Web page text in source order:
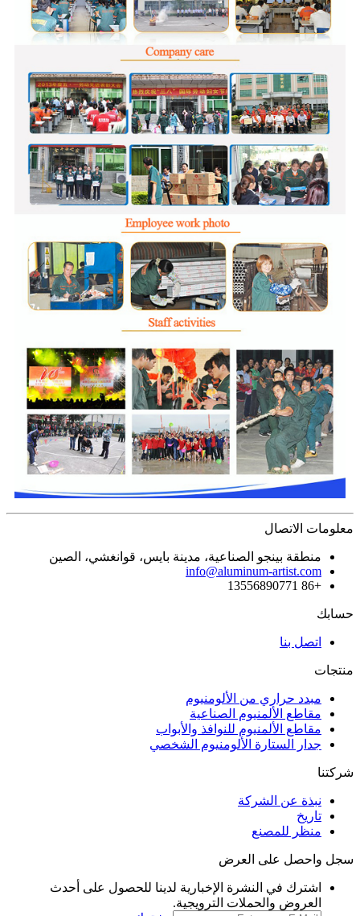
معلومات الاتصال
منطقة بينجو الصناعية، مدينة بايس، قوانغشي، الصين
info@aluminum-artist.com
+86 13556890771
حسابك
اتصل بنا
منتجات
مبدد حراري من الألومنيوم
مقاطع الألمنيوم الصناعية
مقاطع الألمنيوم للنوافذ والأبواب
جدار الستارة الألومنيوم الشخصي
شركتنا
نبذة عن الشركة
تاريخ
منظر للمصنع
سجل واحصل على العرض
اشترك في النشرة الإخبارية لدينا للحصول على أحدث
العروض والحملات الترويجية.